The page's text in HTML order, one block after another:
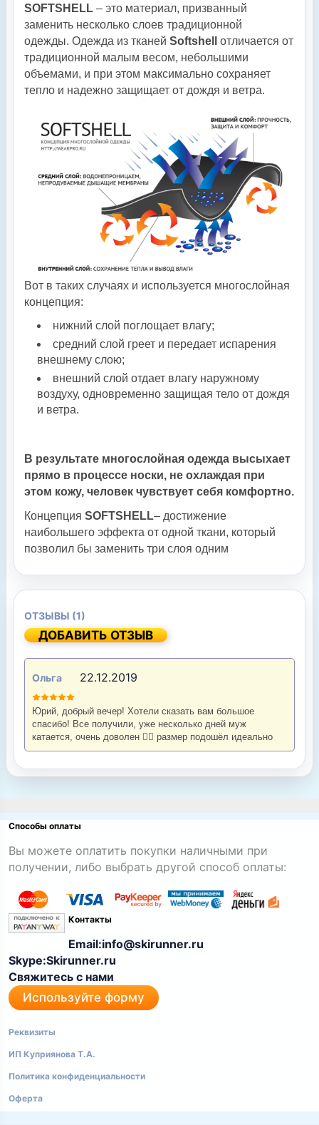
SOFTSHELL – это материал, призванный
заменить несколько слоев традиционной
одежды. Одежда из тканей Softshell отличается от
традиционной малым весом, небольшими
объемами, и при этом максимально сохраняет
тепло и надежно защищает от дождя и ветра.
Вот в таких случаях и используется многослойная
концепция:
нижний слой поглощает влагу;
средний слой греет и передает испарения
внешнему слою;
внешний слой отдает влагу наружному
воздуху, одновременно защищая тело от дождя
и ветра.
В результате многослойная одежда высыхает
прямо в процессе носки, не охлаждая при
этом кожу, человек чувствует себя комфортно.
Концепция SOFTSHELL– достижение
наибольшего эффекта от одной ткани, который
позволил бы заменить три слоя одним
ОТЗЫВЫ (1)
ДОБАВИТЬ ОТЗЫВ
Ольга 22.12.2019
Юрий, добрый вечер! Хотели сказать вам большое
спасибо! Все получили, уже несколько дней муж
катается, очень доволен 👍🏻 размер подошёл идеально
Способы оплаты
Вы можете оплатить покупки наличными при
получении, либо выбрать другой способ оплаты:
Контакты
Email:info@skirunner.ru
Skype:Skirunner.ru
Свяжитесь с нами
Используйте форму
Реквизиты
ИП Куприянова Т.А.
Политика конфиденциальности
Оферта